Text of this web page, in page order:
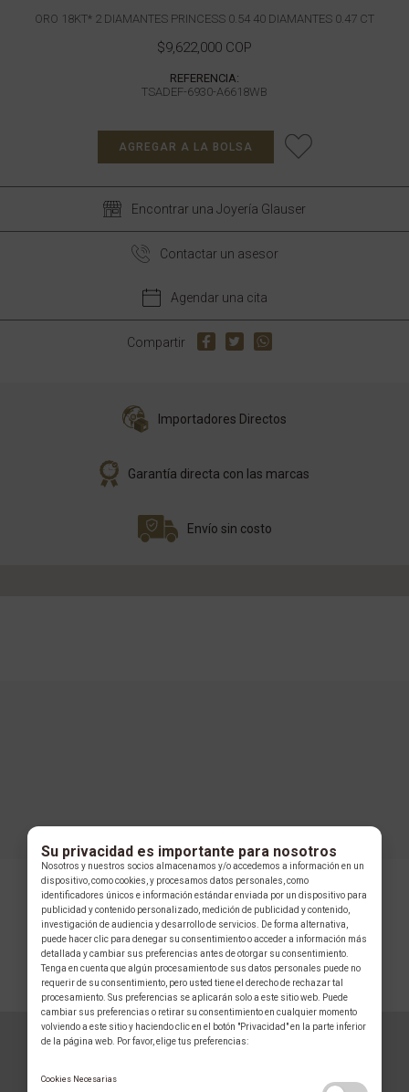
ORO 18KT* 2 DIAMANTES PRINCESS 0.54 40 DIAMANTES 0.47 CT
$9,622,000 COP
REFERENCIA:
TSADEF-6930-A6618WB
AGREGAR A LA BOLSA
Encontrar una Joyería Glauser
Contactar un asesor
Agendar una cita
Compartir
Importadores Directos
Garantía directa con las marcas
Envío sin costo
COLECCIÓN
Su privacidad es importante para nosotros
Nosotros y nuestros socios almacenamos y/o accedemos a información en un
dispositivo, como cookies, y procesamos datos personales, como
identificadores únicos e información estándar enviada por un dispositivo para
publicidad y contenido personalizado, medición de publicidad y contenido,
investigación de audiencia y desarrollo de servicios. De forma alternativa,
puede hacer clic para denegar su consentimiento o acceder a información más
detallada y cambiar sus preferencias antes de otorgar su consentimiento.
Tenga en cuenta que algún procesamiento de sus datos personales puede no
requerir de su consentimiento, pero usted tiene el derecho de rechazar tal
procesamiento. Sus preferencias se aplicarán solo a este sitio web. Puede
cambiar sus preferencias o retirar su consentimiento en cualquier momento
volviendo a este sitio y haciendo clic en el botón "Privacidad" en la parte inferior
de la página web. Por favor, elige tus preferencias:
Cookies Necesarias